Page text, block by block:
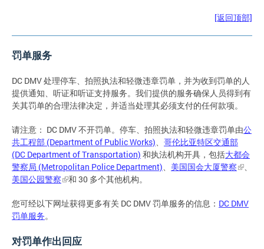
[返回顶部]
罚单服务
DC DMV 处理停车、拍照执法和轻微违章罚单，并为收到罚单的人
提供通知、听证和听证支持服务。我们提供的服务确保人员得到有
关其罚单的合理法律决定，并适当处理其必须支付的任何款项。
请注意： DC DMV 不开罚单。停车、拍照执法和轻微违章罚单由公
共工程部 (Department of Public Works)、 哥伦比亚特区交通部
(DC Department of Transportation) 和执法机构开具，包括大都会
警察局 (Metropolitan Police Department)、 美国国会大厦警察
、
美国公园警察
和 30 多个其他机构。
您可经以下网址获得更多有关 DC DMV 罚单服务的信息： DC DMV
罚单服务。
对罚单作出回应